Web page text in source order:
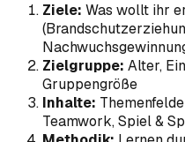
Ziele: Was wollt ihr
Zielgruppe: Alter,
Gruppengröße
Inhalte:
Teamwork, Spiel &